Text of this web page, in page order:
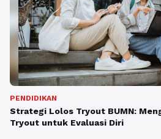
PENDIDIKAN
Strategi Lolos Tryout BUMN:
Tryout untuk Evaluasi Diri